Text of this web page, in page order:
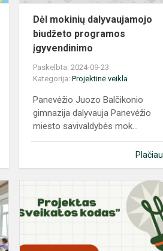
Dėl mokinių dalyvaujamojo
biudžeto programos
įgyvendinimo
Paskelbta: 2024-09-23
Kategorija:Projektinė veikla
Panevėžio Juozo Balčikonio
gimnazija dalyvauja Panevėžio
miesto savivaldybės mok...
Plačiau
Paskaita